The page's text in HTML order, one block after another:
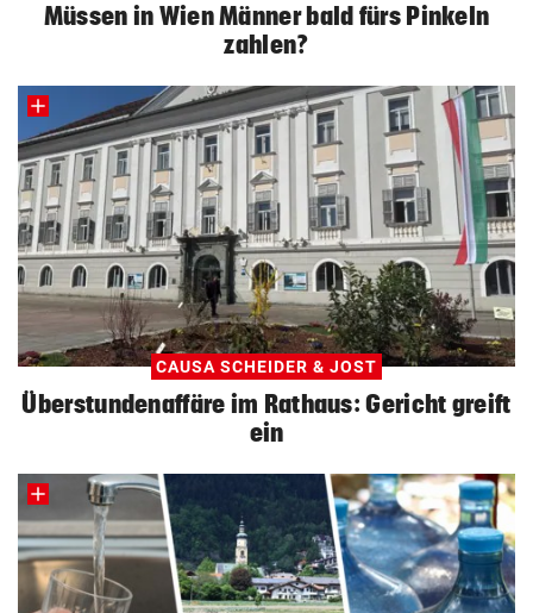
Müssen in Wien Männer bald fürs Pinkeln
zahlen?
CAUSA SCHEIDER & JOST
Überstundenaffäre im Rathaus: Gericht greift
ein